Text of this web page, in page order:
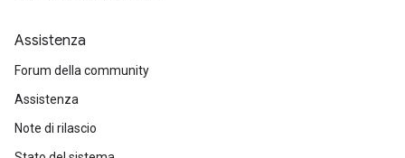
Assistenza
Forum della community
Assistenza
Note di rilascio